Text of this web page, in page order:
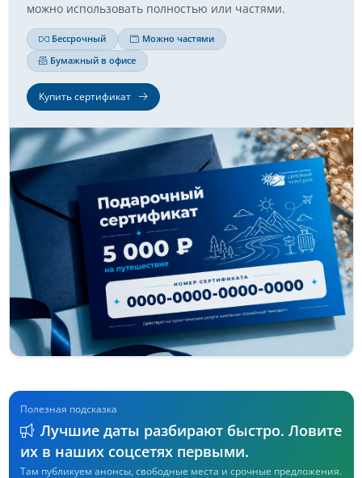
можно использовать полностью или частями.
Бессрочный
Можно частями
Бумажный в офисе
Купить сертификат
Полезная подсказка
Лучшие даты разбирают быстро. Ловите
их в наших соцсетях первыми.
Там публикуем анонсы, свободные места и срочные предложения.